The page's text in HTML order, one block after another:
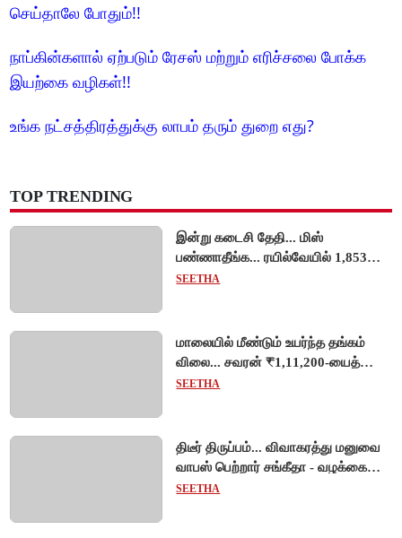
செய்தாலே போதும்!!
நாப்கின்களால் ஏற்படும் ரேசஸ் மற்றும் எரிச்சலை போக்க
இயற்கை வழிகள்!!
உங்க நட்சத்திரத்துக்கு லாபம் தரும் துறை எது?
TOP TRENDING
இன்று கடைசி தேதி... மிஸ்
பண்ணாதீங்க... ரயில்வேயில் 1,853
அப்ரண்டிஸ் பணியிடங்களுக்கு
SEETHA
மாலையில் மீண்டும் உயர்ந்த தங்கம்
விலை... சவரன் ₹1,11,200-யைத்
தொட்டது!
SEETHA
திடீர் திருப்பம்... விவாகரத்து மனுவை
வாபஸ் பெற்றார் சங்கீதா - வழக்கை
முடித்து வைத்தது செங்கல்பட்டு
SEETHA